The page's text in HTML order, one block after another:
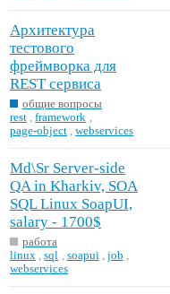
Архитектура
тестового
фреймворка для
REST сервиса
общие вопросы
rest ,framework
page-object ,webservices
Md\Sr Server-side
QA in Kharkiv, SOA
SQL Linux SoapUI,
salary - 1700$
работа
linux
,sql soapui job
webservices